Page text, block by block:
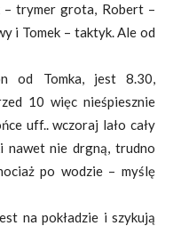
– trymer grota, Robert –
i Tomek – taktyk. Ale od
od Tomka, jest 8.30,
10 więc nieśpiesznie
uff.. wczoraj lało cały
nawet nie drgną, trudno
po wodzie – myślę
na pokładzie i szykują